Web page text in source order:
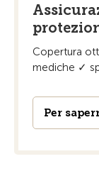
Copertura
mediche ✓
Per